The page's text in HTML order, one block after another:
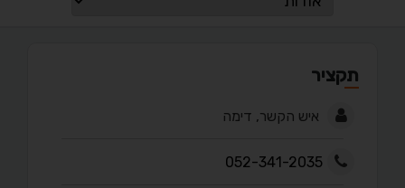
תקציר
איש הקשר, דימה
052-341-2035